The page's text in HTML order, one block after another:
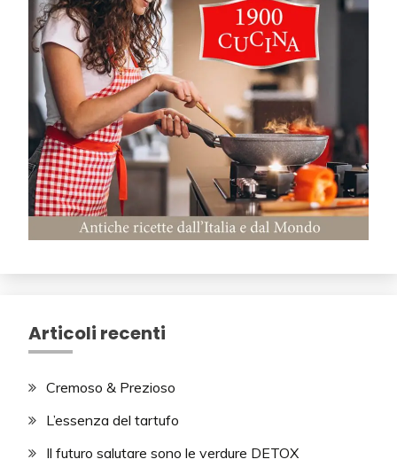
Articoli recenti
Cremoso & Prezioso
L’essenza del tartufo
Il futuro salutare sono le verdure DETOX